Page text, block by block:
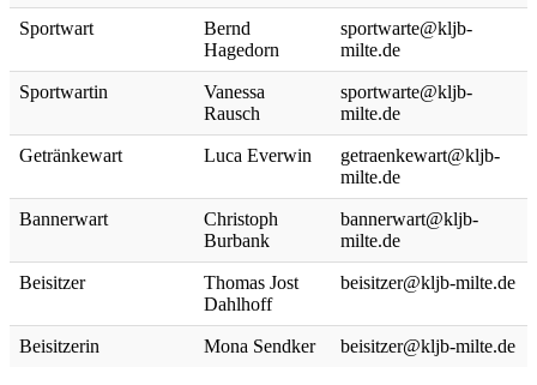
Sportwart
Bernd
Hagedorn
sportwarte@kljb-
milte.de
Sportwartin
Vanessa
Rausch
sportwarte@kljb-
milte.de
Getränkewart Luca Everwin
getraenkewart@kljb-
milte.de
Bannerwart
Christoph
Burbank
bannerwart@kljb-
milte.de
Beisitzer
Thomas Jost
Dahlhoff
beisitzer@kljb-milte.de
Beisitzerin Mona Sendker beisitzer@kljb-milte.de